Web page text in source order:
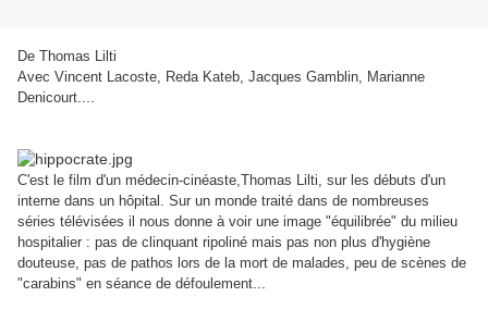
De Thomas Lilti
Avec Vincent Lacoste, Reda Kateb, Jacques Gamblin, Marianne
Denicourt
C'est le film d'un médecin-cinéaste,Thomas Lilti, sur les débuts d'un
interne dans un hôpital. Sur un monde traité dans de nombreuses
séries télévisées il nous donne à voir une image "équilibrée" du milieu
hospitalier : pas de clinquant ripoliné mais pas non plus d'hygiène
douteuse, pas de pathos lors de la mort de malades, peu de scènes de
"carabins" en séance de défoulement